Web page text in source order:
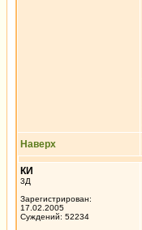
Наверх
КИ
3Д
Зарегистрирован:
17.02.2005
Суждений: 52234